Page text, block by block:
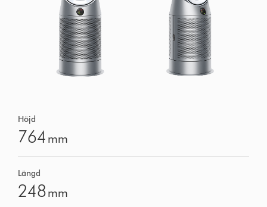
Höjd
764 mm
Längd
248mm